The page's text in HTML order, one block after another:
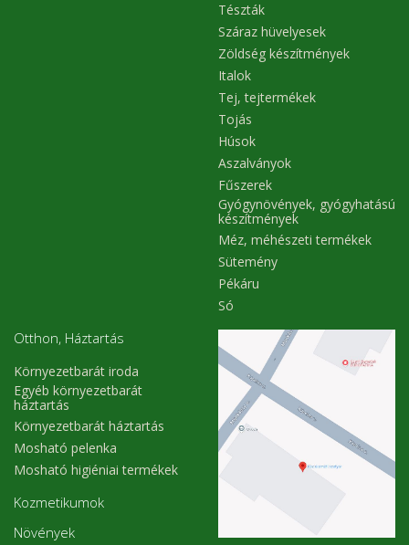
Tészták
Száraz hüvelyesek
Zöldség készítmények
Italok
Tej, tejtermékek
Tojás
Húsok
Aszalványok
Fűszerek
Gyógynövények, gyógyhatású
készítmények
Méz, méhészeti termékek
Sütemény
Pékáru
Só
Otthon, Háztartás
Környezetbarát iroda
Egyéb környezetbarát
háztartás
Környezetbarát háztartás
Mosható pelenka
Mosható higiéniai termékek
Kozmetikumok
Növények